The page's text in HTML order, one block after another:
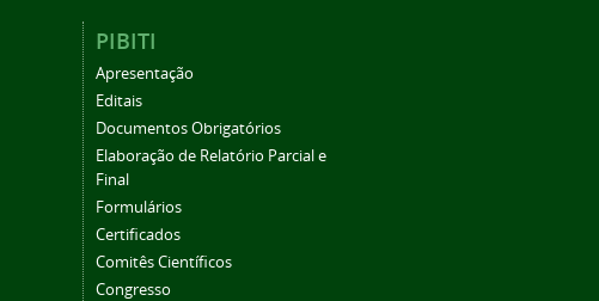
PIBITI
Apresentação
Editais
Documentos Obrigatórios
Elaboração de Relatório Parcial e
Final
Formulários
Certificados
Comitês Científicos
Congresso